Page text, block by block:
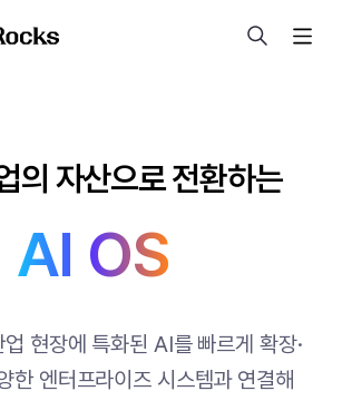
의 자산으로 전환하는
AI OS
현장에 특화된 AI를 빠르게 확장·
한 엔터프라이즈 시스템과 연결해